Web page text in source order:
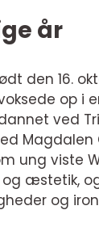
år
den 16.
op i
ved
Magdalen
ung viste
æstetik,
og